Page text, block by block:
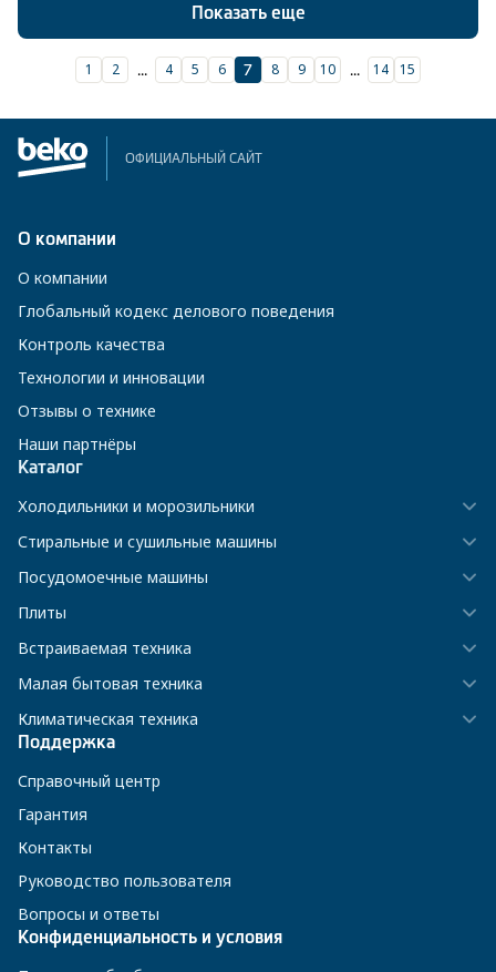
Показать еще
1 2 ... 4 5 6 7 8 9 10 ... 14 15
ОФИЦИАЛЬНЫЙ САЙТ
О компании
О компании
Глобальный кодекс делового поведения
Контроль качества
Технологии и инновации
Отзывы о технике
Наши партнёры
Каталог
Холодильники и морозильники
Стиральные и сушильные машины
Посудомоечные машины
Плиты
Встраиваемая техника
Малая бытовая техника
Климатическая техника
Поддержка
Справочный центр
Гарантия
Контакты
Руководство пользователя
Вопросы и ответы
Конфиденциальность и условия